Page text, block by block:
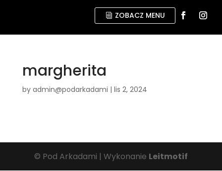
ZOBACZ MENU
margherita
by admin@podarkadami | lis 2, 2024
© Pod Arkadami | Wykonanie Leitmotif